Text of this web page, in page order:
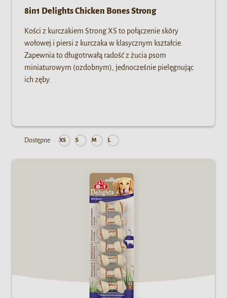
8in1 Delights Chicken Bones Strong
Kości z kurczakiem Strong XS to połączenie skóry
wołowej i piersi z kurczaka w klasycznym kształcie.
Zapewnia to długotrwałą radość z żucia psom
miniaturowym (ozdobnym), jednocześnie pielęgnując
ich zęby.
Dostępne XS S M L